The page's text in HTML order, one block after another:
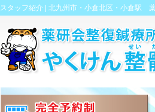
スタッフ紹介 | 北九州市・小倉北区・小倉駅